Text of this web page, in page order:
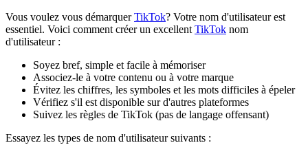
Vous voulez vous démarquerTikTok? Votre nom d'utilisateur est
essentiel. Voici comment créer un excellent TikTok nom
d'utilisateur :
Soyez bref, simple et facile à mémoriser
Associez-le à votre contenu ou à votre marque
Évitez les chiffres, les symboles et les mots difficiles à épeler
Vérifiez s'il est disponible sur d'autres plateformes
Suivez les règles de TikTok (pas de langage offensant)
Essayez les types de nom d'utilisateur suivants :